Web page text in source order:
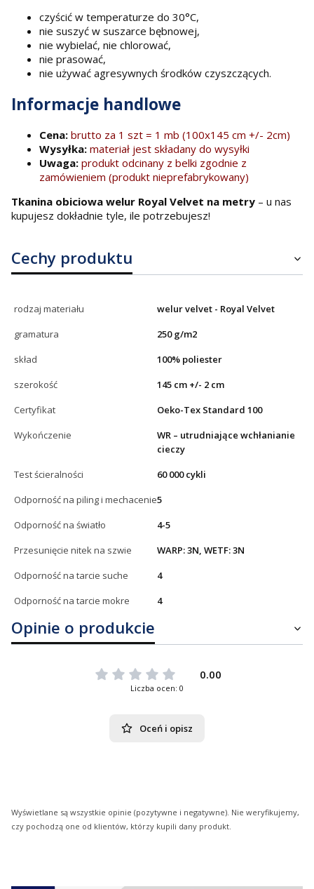
czyścić w temperaturze do 30°C,
nie suszyć w suszarce bębnowej,
nie wybielać, nie chlorować,
nie prasować,
nie używać agresywnych środków czyszczących.
Informacje handlowe
Cena: brutto za 1 szt = 1 mb (100x145 cm +/- 2cm)
Wysyłka: materiał jest składany do wysyłki
Uwaga: produkt odcinany z belki zgodnie z
zamówieniem (produkt nieprefabrykowany)
Tkanina obiciowa welur Royal Velvet na metry – u nas
kupujesz dokładnie tyle, ile potrzebujesz!
Cechy produktu
rodzaj materiału
welur velvet - Royal Velvet
gramatura
250 g/m2
skład
100% poliester
szerokość
145 cm +/- 2 cm
Certyfikat
Oeko-Tex Standard 100
Wykończenie
WR – utrudniające wchłanianie
cieczy
Test ścieralności
60 000 cykli
Odporność na piling i mechacenie5
Odporność na światło
4-5
Przesunięcie nitek na szwie
WARP: 3N, WETF: 3N
Odporność na tarcie suche
4
Odporność na tarcie mokre
4
Opinie o produkcie
0.00
Liczba ocen: 0
Oceń i opisz
Wyświetlane są wszystkie opinie (pozytywne i negatywne). Nie weryfikujemy,
czy pochodzą one od klientów, którzy kupili dany produkt.